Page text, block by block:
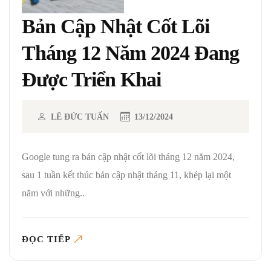
Bản Cập Nhật Cốt Lõi
Tháng 12 Năm 2024 Đang
Được Triển Khai
LÊ ĐỨC TUẤN 13/12/2024
Google tung ra bản cập nhật cốt lõi tháng 12 năm 2024,
sau 1 tuần kết thúc bản cập nhật tháng 11, khép lại một
năm với những..
ĐỌC TIẾP